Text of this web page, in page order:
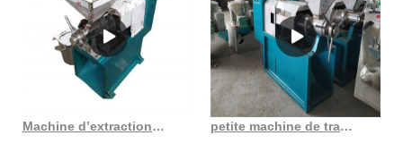
Machine d’extraction d’huile de graines de cumin noir Chadmart en France petite machine de traitement d’huile de noix de coco pressée à froid au Gabon